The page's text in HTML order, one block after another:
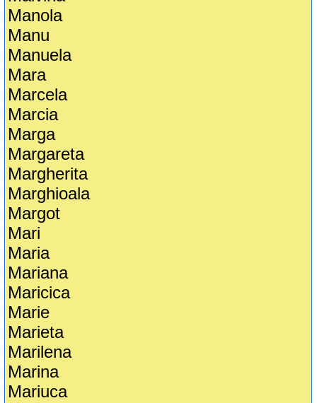
Manola
Manu
Manuela
Mara
Marcela
Marcia
Marga
Margareta
Margherita
Marghioala
Margot
Mari
Maria
Mariana
Maricica
Marie
Marieta
Marilena
Marina
Mariuca